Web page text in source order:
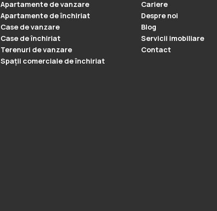
Apartamente de vanzare
Apartamente de închiriat
Case de vanzare
Case de închiriat
Terenuri de vanzare
Spații comerciale de închiriat
Cariere
Despre noi
Blog
Servicii imobiliare
Contact